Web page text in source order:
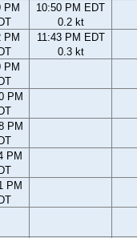
PM
10:50 PM EDT
0.2 kt
PM
11:43 PM EDT
0.3 kt
PM
PM
PM
PM
PM